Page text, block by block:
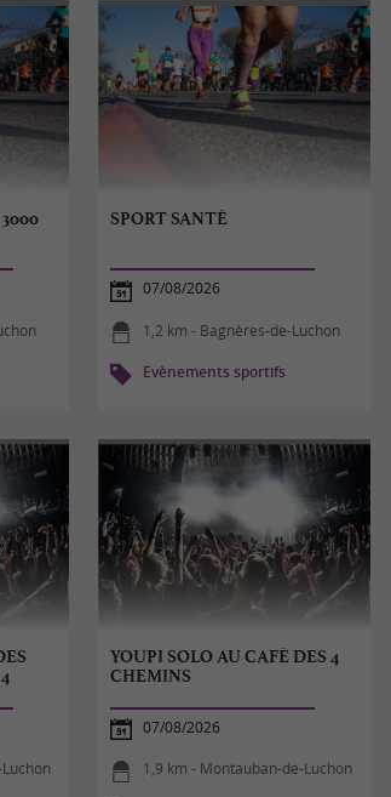
SPORT SANTÉ
07/08/2026
1,2 km - Bagnères-de-Luchon
Evènements sportifs
YOUPI SOLO AU CAFÉ DES 4
CHEMINS
07/08/2026
1,9 km - Montauban-de-Luchon